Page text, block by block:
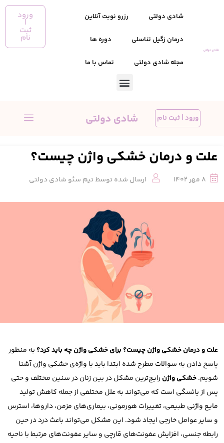
شادی دولتی رزرو نوبت آنلاین
درمان زگیل تناسلی دوره ها
مجله شادی دولتی تماس با ما
ورود
|
ثبت
نام
ورود | ثبت نام
علت و درمان خشکی واژن چیست؟
8 مهر 1402 ارسال شده توسط تیم سئو شادی دولتی
علت و درمان خشکی واژن چیست؟ برای خشکی واژن چه باید کرد؟ به منظور
پاسخ دادن به سوالات مطرح شده ابتدا باید با واژه‌ی خشکی واژن آشنا
شویم.خشکی واژن رایج‌ترین مشکل در بین زنان در سنین مختلف و حتی
پس از یائسگی است که می‌تواند به علل مختلفی از جمله کاهش تولید
مایع واژنی طبیعی، تغییرات هورمونی، بیماری‌های مزمن، داروها، استرس
و سایر عوامل خارجی ایجاد شود. این مشکل می‌تواند باعث درد در حین
رابطه جنسی، افزایش عفونت‌های قارچی و سایر عفونت‌های مرتبط با ناحیه